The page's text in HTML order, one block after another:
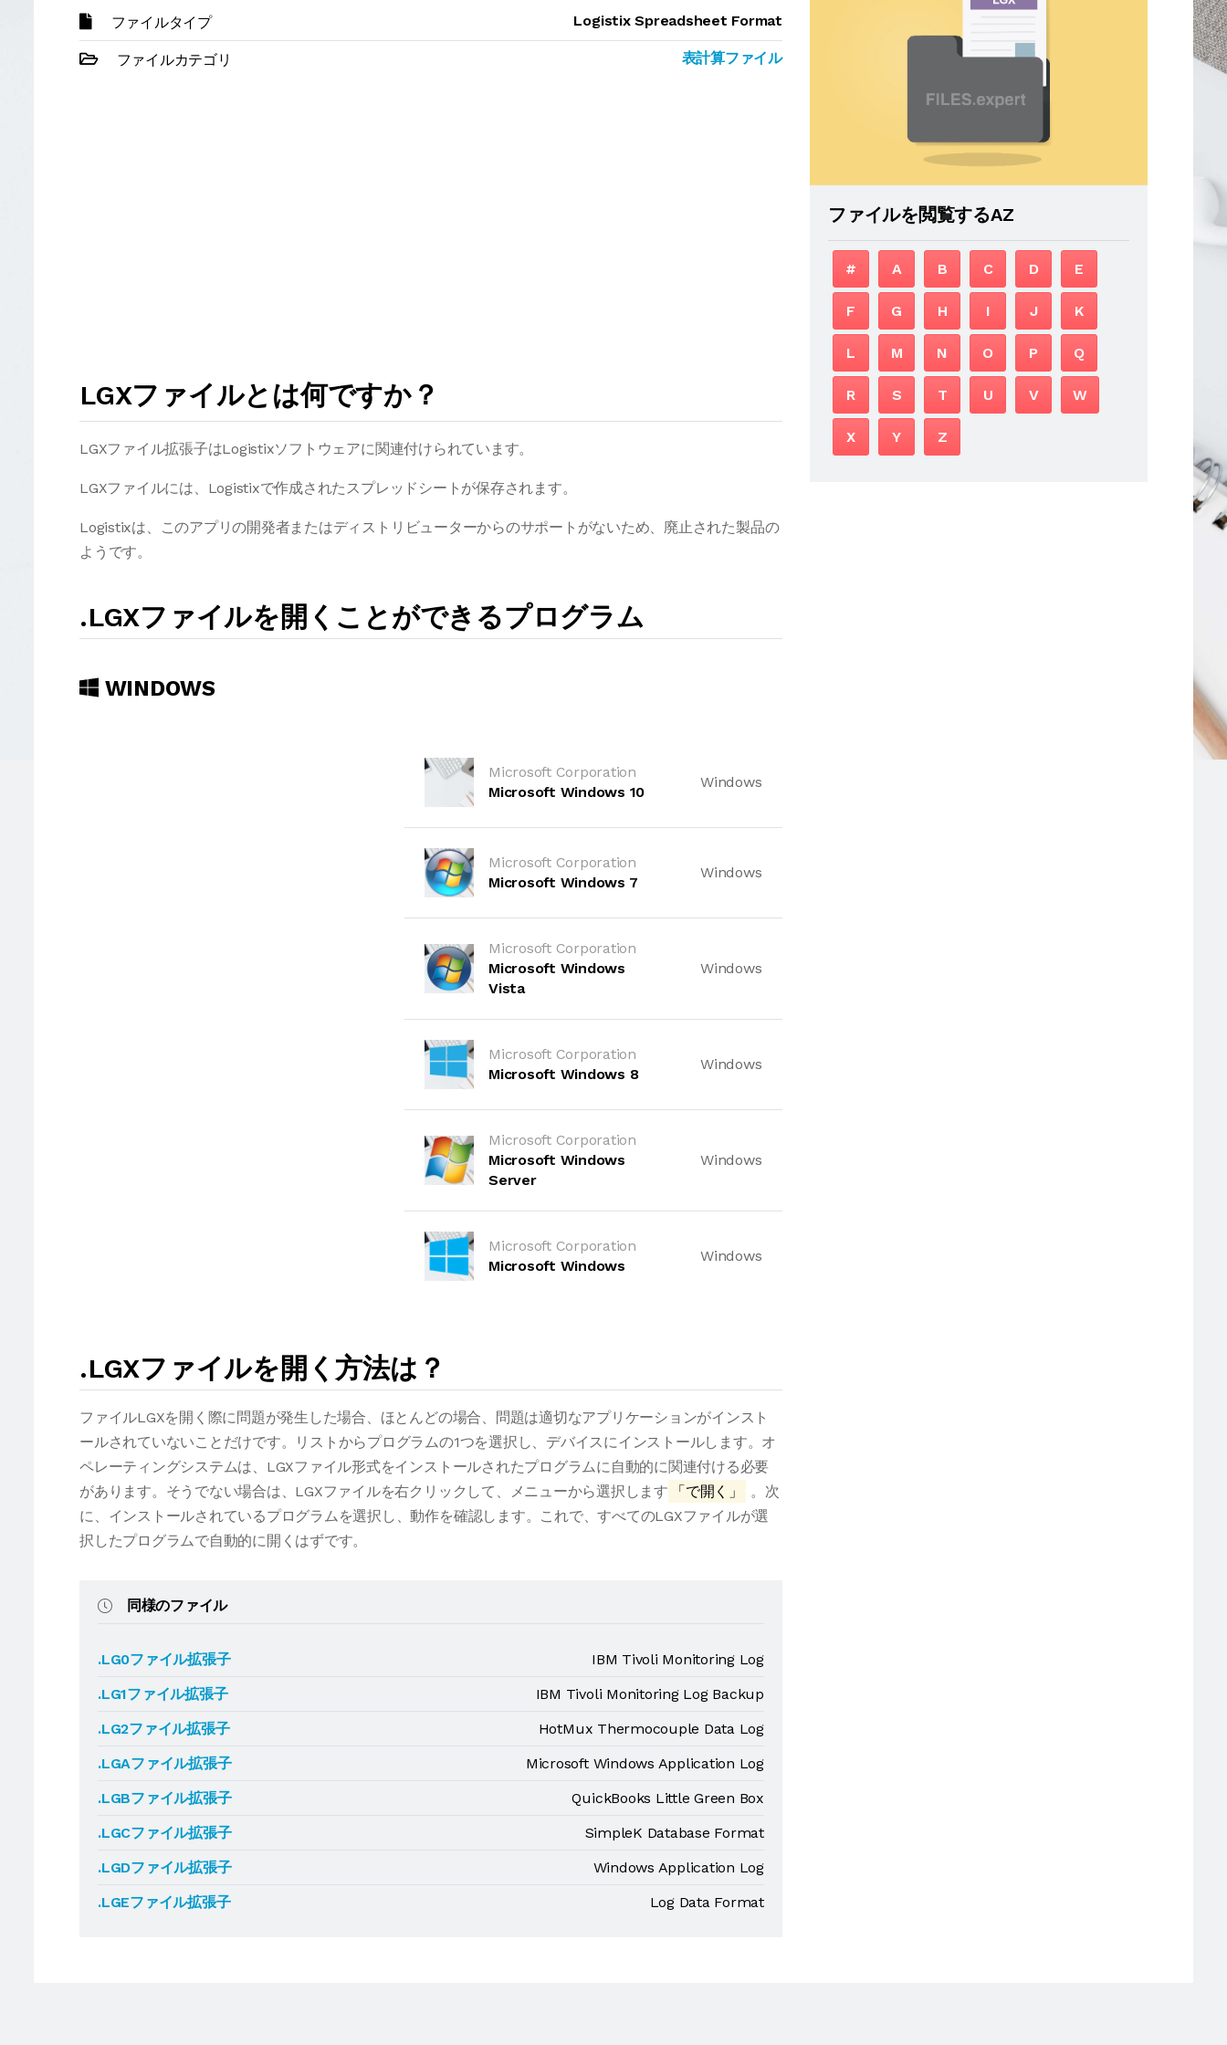
ファイルタイプ Logistix Spreadsheet Format
ファイルカテゴリ 表計算ファイル
LGXファイルとは何ですか？
LGXファイル拡張子はLogistixソフトウェアに関連付けられています。
LGXファイルには、Logistixで作成されたスプレッドシートが保存されます。
Logistixは、このアプリの開発者またはディストリビューターからのサポートがないため、廃止された製品の
ようです。
.LGXファイルを開くことができるプログラム
WINDOWS
Microsoft Corporation
Microsoft Windows 10
Windows
Microsoft Corporation
Microsoft Windows 7
Windows
Microsoft Corporation
Microsoft Windows
Vista
Windows
Microsoft Corporation
Microsoft Windows 8
Windows
Microsoft Corporation
Microsoft Windows
Server
Windows
Microsoft Corporation
Microsoft Windows
Windows
.LGXファイルを開く方法は？
ファイルLGXを開く際に問題が発生した場合、ほとんどの場合、問題は適切なアプリケーションがインスト
ールされていないことだけです。リストからプログラムの1つを選択し、デバイスにインストールします。オ
ペレーティングシステムは、LGXファイル形式をインストールされたプログラムに自動的に関連付ける必要
があります。そうでない場合は、LGXファイルを右クリックして、メニューから選択します
「で開く」
。次
に、インストールされているプログラムを選択し、動作を確認します。これで、すべてのLGXファイルが選
択したプログラムで自動的に開くはずです。
同様のファイル
.LG0ファイル拡張子
IBM Tivoli Monitoring Log
.LG1ファイル拡張子
IBM Tivoli Monitoring Log Backup
.LG2ファイル拡張子
HotMux Thermocouple Data Log
.LGAファイル拡張子
Microsoft Windows Application Log
.LGBファイル拡張子
QuickBooks Little Green Box
.LGCファイル拡張子
SimpleK Database Format
.LGDファイル拡張子
Windows Application Log
.LGEファイル拡張子
Log Data Format
ファイルを閲覧するAZ
# A B C D E
F G H I J K
L M N O P Q
R S T U V W
X Y Z